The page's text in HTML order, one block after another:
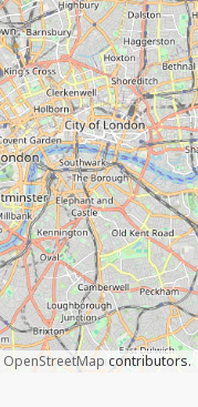
OpenStreetMapcontributors.